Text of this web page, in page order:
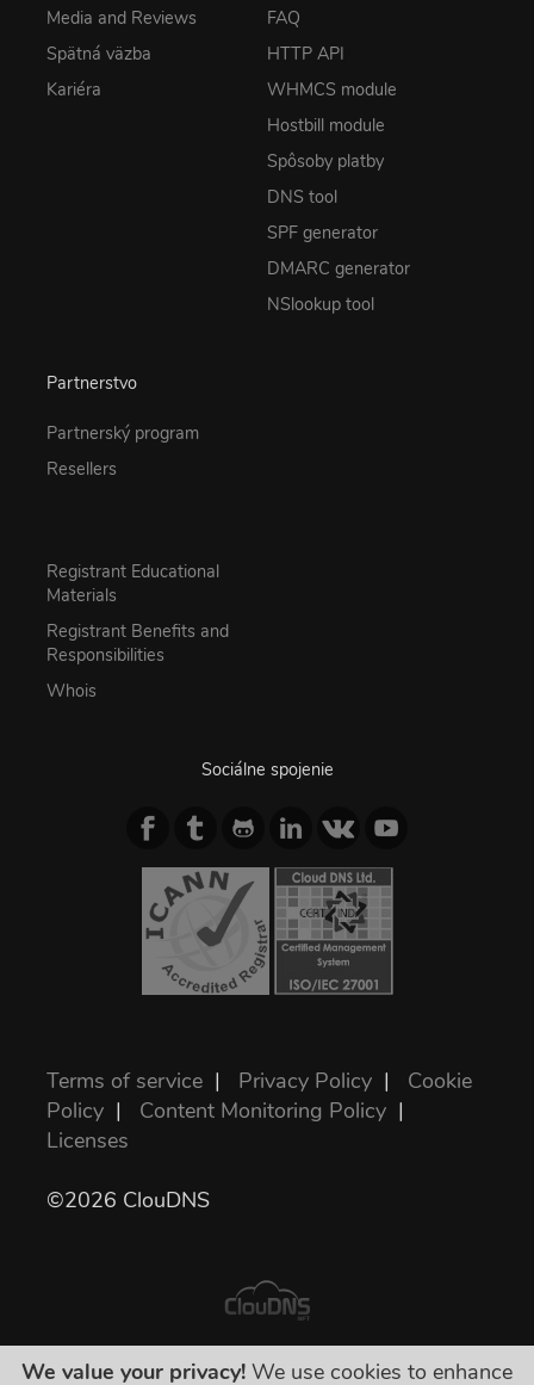
Media and Reviews
Spätná väzba
Kariéra
FAQ
HTTP API
WHMCS module
Hostbill module
Spôsoby platby
DNS tool
SPF generator
DMARC generator
NSlookup tool
Partnerstvo
Partnerský program
Resellers
Registrant Educational
Materials
Registrant Benefits and
Responsibilities
Whois
Sociálne spojenie
Terms of service | Privacy Policy | Cookie
Policy | Content Monitoring Policy |
Licenses
©2026 ClouDNS
We value your privacy! We use cookies to enhance